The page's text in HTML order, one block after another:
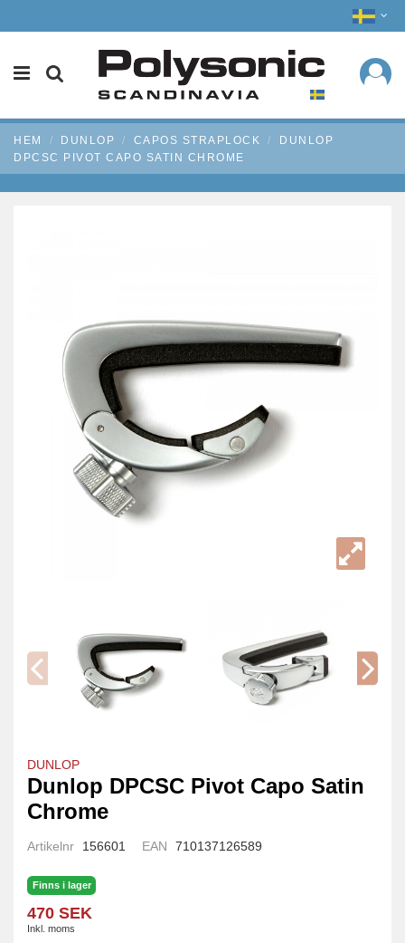
HEM DUNLOP CAPOS STRAPLOCK
DUNLOP
DPCSC PIVOT CAPO SATIN CHROME
DUNLOP
Dunlop DPCSC Pivot Capo Satin
Chrome
Artikelnr 156601 EAN 710137126589
Finns i lager
470 SEK
Inkl. moms